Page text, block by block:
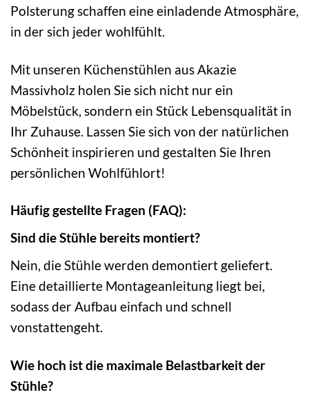
Polsterung schaffen eine einladende Atmosphäre,
in der sich jeder wohlfühlt.
Mit unseren Küchenstühlen aus Akazie
Massivholz holen Sie sich nicht nur ein
Möbelstück, sondern ein Stück Lebensqualität in
Ihr Zuhause. Lassen Sie sich von der natürlichen
Schönheit inspirieren und gestalten Sie Ihren
persönlichen Wohlfühlort!
Häufig gestellte Fragen (FAQ):
Sind die Stühle bereits montiert?
Nein, die Stühle werden demontiert geliefert.
Eine detaillierte Montageanleitung liegt bei,
sodass der Aufbau einfach und schnell
vonstattengeht.
Wie hoch ist die maximale Belastbarkeit der
Stühle?